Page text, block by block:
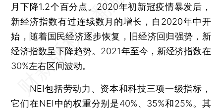
月下降1.2个百分点。2020年初新冠疫情暴发后，
新经济指数有过连续数月的增长，自2020年中开
始，随着国民经济逐步恢复，旧经济回归强势，新
经济指数呈下降趋势。2021年至今，新经济指数在
30%左右区间波动。
NEI包括劳动力、资本和科技三项一级指标，
它们在NEI中的权重分别是40%、35%和25%。其